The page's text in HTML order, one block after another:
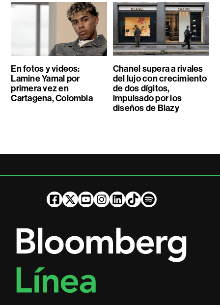
En fotos y videos:
Lamine Yamal por
primera vez en
Cartagena, Colombia
Chanel supera a rivales
del lujo con crecimiento
de dos dígitos,
impulsado por los
diseños de Blazy